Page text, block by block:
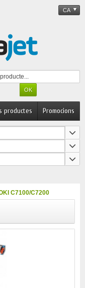
CA
Promocions
productes
C7100/C7200